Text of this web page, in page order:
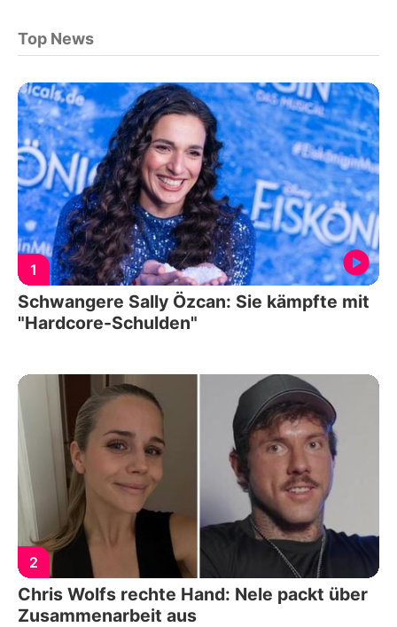
Top News
1
Schwangere Sally Özcan: Sie kämpfte mit
"Hardcore-Schulden"
2
Chris Wolfs rechte Hand: Nele packt über
Zusammenarbeit aus